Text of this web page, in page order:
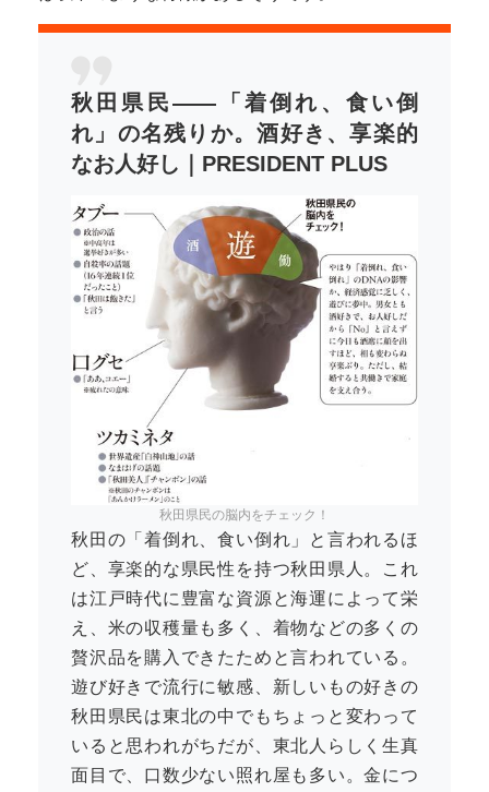
秋田県民――「着倒れ、食い倒
れ」の名残りか。酒好き、享楽的
なお人好し｜PRESIDENT PLUS
秋田県民の脳内をチェック！
秋田の「着倒れ、食い倒れ」と言われるほ
ど、享楽的な県民性を持つ秋田県人。これ
は江戸時代に豊富な資源と海運によって栄
え、米の収穫量も多く、着物などの多くの
贅沢品を購入できたためと言われている。
遊び好きで流行に敏感、新しいもの好きの
秋田県民は東北の中でもちょっと変わって
いると思われがちだが、東北人らしく生真
面目で、口数少ない照れ屋も多い。金につ